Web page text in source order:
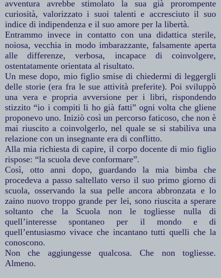
avventura avrebbe stimolato la sua già prorompente
curiosità, valorizzato i suoi talenti e accresciuto il suo
indice di indipendenza e il suo amore per la libertà.
Entrammo invece in contatto con una didattica sterile,
noiosa, vecchia in modo imbarazzante, falsamente aperta
alle differenze, verbosa, incapace di coinvolgere,
ostentatamente orientata al risultato.
Un mese dopo, mio figlio smise di chiedermi di leggergli
delle storie (era fra le sue attività preferite). Poi sviluppò
una vera e propria avversione per i libri, rispondendo
stizzito “io i compiti li ho già fatti” ogni volta che gliene
proponevo uno. Iniziò così un percorso faticoso, che non è
mai riuscito a coinvolgerlo, nel quale se si stabiliva una
relazione con un insegnante era di conflitto.
Alla mia richiesta di capire, il corpo docente di mio figlio
rispose: “la scuola deve conformare”.
Così, otto anni dopo, guardando la mia bimba che
procedeva a passo saltellato verso il suo primo giorno di
scuola, osservando la sua pelle ancora abbronzata e lo
zaino nuovo troppo grande per lei, sono riuscita a sperare
soltanto che la Scuola non le togliesse nulla di
quell’interesse spontaneo per il mondo e di
quell’entusiasmo vivace che incantano tutti quelli che la
conoscono.
Non che aggiungesse qualcosa. Che non togliesse.
Almeno.